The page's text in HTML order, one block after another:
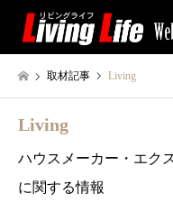
取材記事 Living
Living
ハウスメーカー・エク
に関する情報